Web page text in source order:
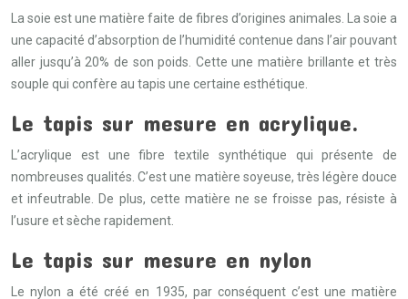
La soie est une matière faite de fibres d’origines animales. La soie a
une capacité d’absorption de l’humidité contenue dans l’air pouvant
aller jusqu’à 20% de son poids. Cette une matière brillante et très
souple qui confère au tapis une certaine esthétique.
Le tapis sur mesure en acrylique.
L’acrylique est une fibre textile synthétique qui présente de
nombreuses qualités. C’est une matière soyeuse, très légère douce
et infeutrable. De plus, cette matière ne se froisse pas, résiste à
l’usure et sèche rapidement.
Le tapis sur mesure en nylon
Le nylon a été créé en 1935, par conséquent c’est une matière